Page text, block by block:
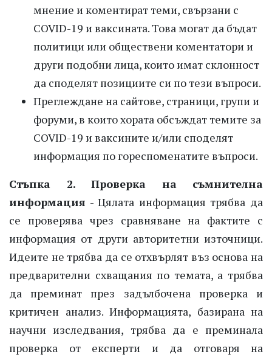
мнение и коментират теми, свързани с
COVID-19 и ваксината. Това могат да бъдат
политици или обществени коментатори и
други подобни лица, които имат склонност
да споделят позициите си по тези въпроси.
Преглеждане на сайтове, страници, групи и
форуми, в които хората обсъждат темите за
COVID-19 и ваксините и/или споделят
информация по гореспоменатите въпроси.
Стъпка 2. Проверка на съмнителна
информация - Цялата информация трябва да
се проверява чрез сравняване на фактите с
информация от други авторитетни източници.
Идеите не трябва да се отхвърлят въз основа на
предварителни схващания по темата, а трябва
да преминат през задълбочена проверка и
критичен анализ. Информацията, базирана на
научни изследвания, трябва да е преминала
проверка от експерти и да отговаря на